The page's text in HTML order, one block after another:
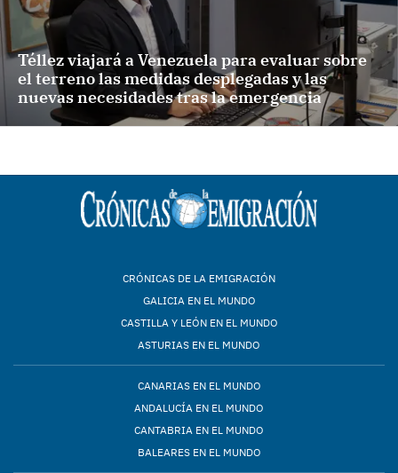
Téllez viajará a Venezuela para evaluar sobre
el terreno las medidas desplegadas y las
nuevas necesidades tras la emergencia
CRÓNICAS DE LA EMIGRACIÓN
GALICIA EN EL MUNDO
CASTILLA Y LEÓN EN EL MUNDO
ASTURIAS EN EL MUNDO
CANARIAS EN EL MUNDO
ANDALUCÍA EN EL MUNDO
CANTABRIA EN EL MUNDO
BALEARES EN EL MUNDO